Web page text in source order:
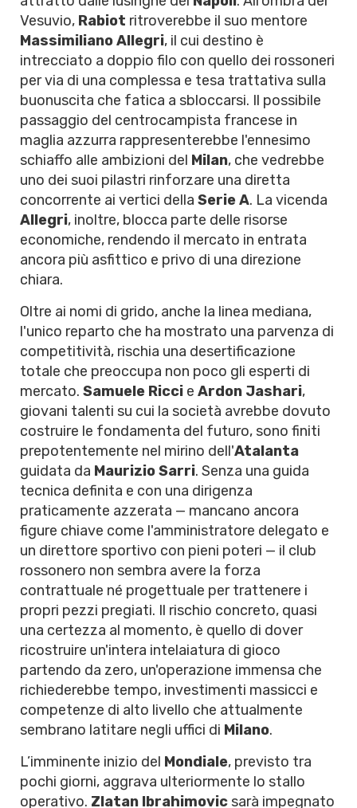
Vesuvio, Rabiot ritroverebbe il suo mentore
Massimiliano Allegri, il cui destino è
intrecciato a doppio filo con quello dei rossoneri
per via di una complessa e tesa trattativa sulla
buonuscita che fatica a sbloccarsi. Il possibile
passaggio del centrocampista francese in
maglia azzurra rappresenterebbe l'ennesimo
schiaffo alle ambizioni del Milan, che vedrebbe
uno dei suoi pilastri rinforzare una diretta
concorrente ai vertici della Serie A. La vicenda
Allegri, inoltre, blocca parte delle risorse
economiche, rendendo il mercato in entrata
ancora più asfittico e privo di una direzione
chiara.
Oltre ai nomi di grido, anche la linea mediana,
l'unico reparto che ha mostrato una parvenza di
competitività, rischia una desertificazione
totale che preoccupa non poco gli esperti di
mercato. Samuele Ricci e Ardon Jashari,
giovani talenti su cui la società avrebbe dovuto
costruire le fondamenta del futuro, sono finiti
prepotentemente nel mirino dell'Atalanta
guidata da Maurizio Sarri. Senza una guida
tecnica definita e con una dirigenza
praticamente azzerata — mancano ancora
figure chiave come l'amministratore delegato e
un direttore sportivo con pieni poteri — il club
rossonero non sembra avere la forza
contrattuale né progettuale per trattenere i
propri pezzi pregiati. Il rischio concreto, quasi
una certezza al momento, è quello di dover
ricostruire un'intera intelaiatura di gioco
partendo da zero, un'operazione immensa che
richiederebbe tempo, investimenti massicci e
competenze di alto livello che attualmente
sembrano latitare negli uffici di Milano.
L’imminente inizio del Mondiale, previsto tra
pochi giorni, aggrava ulteriormente lo stallo
operativo. Zlatan Ibrahimovic sarà impegnato